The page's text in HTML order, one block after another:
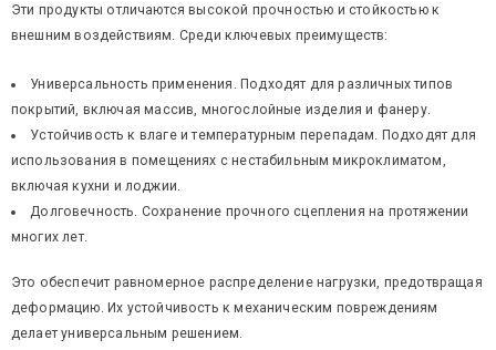
Эти продукты отличаются высокой прочностью и стойкостью к
внешним воздействиям. Среди ключевых преимуществ:
Универсальность применения. Подходят для различных типов
покрытий, включая массив, многослойные изделия и фанеру.
Устойчивость к влаге и температурным перепадам. Подходят для
использования в помещениях с нестабильным микроклиматом,
включая кухни и лоджии.
Долговечность. Сохранение прочного сцепления на протяжении
многих лет.
Это обеспечит равномерное распределение нагрузки, предотвращая
деформацию. Их устойчивость к механическим повреждениям
делает универсальным решением.